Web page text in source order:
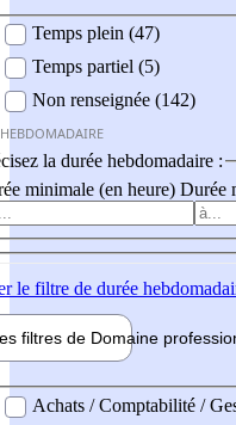
Temps plein (47)
Temps partiel (5)
Non renseignée (142)
la durée hebdomadaire :
minimale (en heure) Durée
le filtre de durée
filtres de Domaine pro
professionel
Achats / Comptabilité /